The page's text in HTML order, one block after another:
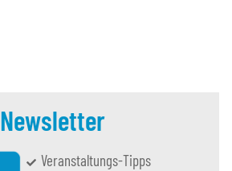
Newsletter
Veranstaltungs-Tipps